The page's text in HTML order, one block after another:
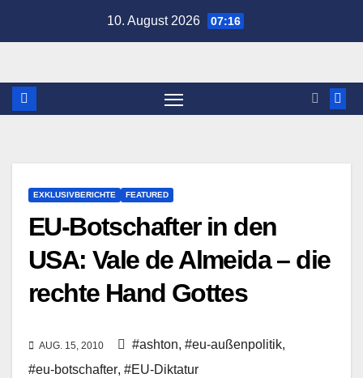
10. August 2026 07:16
EXKLUSIVBERICHTE FEATURED
EU-Botschafter in den
USA: Vale de Almeida – die
rechte Hand Gottes
AUG. 15, 2010 #ashton, #eu-außenpolitik,
#eu-botschafter, #EU-Diktatur